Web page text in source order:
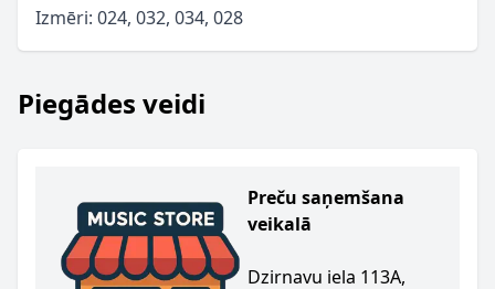
Izmēri: 024, 032, 034, 028
Piegādes veidi
Preču saņemšana
veikalā
Dzirnavu iela 113A,